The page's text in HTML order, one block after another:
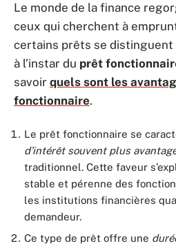
Le monde de la finance
ceux qui cherchent à
certains prêts se
à l’instar du prêt
savoir quels sont les
fonctionnaire.
Le prêt fonctionnaire se
d’intérêt souvent plus
traditionnel. Cette faveur
stable et pérenne des
les institutions financières
demandeur.
Ce type de prêt offre une